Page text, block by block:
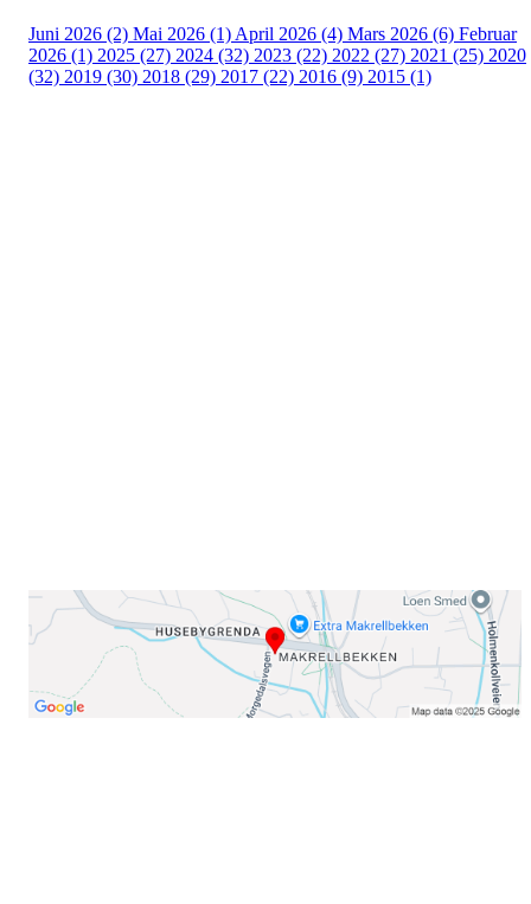
Juni 2026 (2) Mai 2026 (1) April 2026 (4) Mars 2026 (6) Februar
2026 (1) 2025 (27) 2024 (32) 2023 (22) 2022 (27) 2021 (25) 2020
(32) 2019 (30) 2018 (29) 2017 (22) 2016 (9) 2015 (1)